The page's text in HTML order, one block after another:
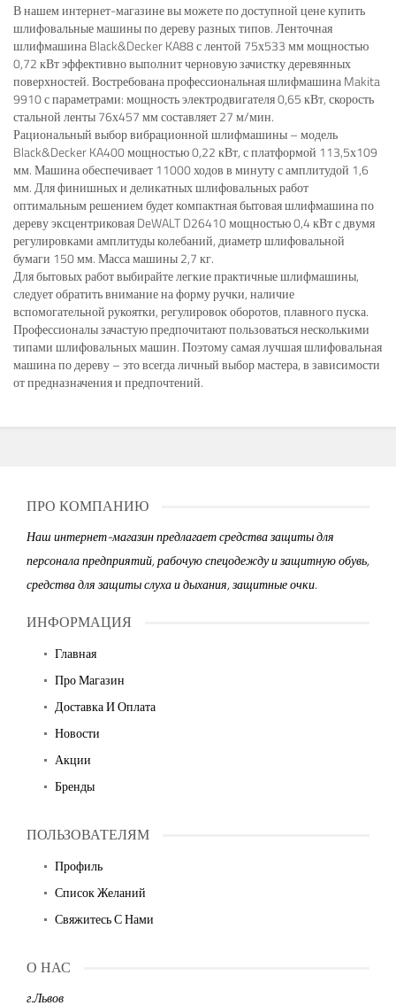
В нашем интернет-магазине вы можете по доступной цене купить
шлифовальные машины по дереву разных типов. Ленточная
шлифмашина Black&Decker KA88 с лентой 75х533 мм мощностью
0,72 кВт эффективно выполнит черновую зачистку деревянных
поверхностей. Востребована профессиональная шлифмашина Makita
9910 с параметрами: мощность электродвигателя 0,65 кВт, скорость
стальной ленты 76х457 мм составляет 27 м/мин.
Рациональный выбор вибрационной шлифмашины – модель
Black&Decker KA400 мощностью 0,22 кВт, с платформой 113,5х109
мм. Машина обеспечивает 11000 ходов в минуту с амплитудой 1,6
мм. Для финишных и деликатных шлифовальных работ
оптимальным решением будет компактная бытовая шлифмашина по
дереву эксцентриковая DeWALT D26410 мощностью 0,4 кВт с двумя
регулировками амплитуды колебаний, диаметр шлифовальной
бумаги 150 мм. Масса машины 2,7 кг.
Для бытовых работ выбирайте легкие практичные шлифмашины,
следует обратить внимание на форму ручки, наличие
вспомогательной рукоятки, регулировок оборотов, плавного пуска.
Профессионалы зачастую предпочитают пользоваться несколькими
типами шлифовальных машин. Поэтому самая лучшая шлифовальная
машина по дереву – это всегда личный выбор мастера, в зависимости
от предназначения и предпочтений.
ПРО КОМПАНИЮ
Наш интернет-магазин предлагает средства защиты для
персонала предприятий, рабочую спецодежду и защитную обувь,
средства для защиты слуха и дыхания, защитные очки.
ИНФОРМАЦИЯ
Главная
Про Магазин
Доставка И Оплата
Новости
Акции
Бренды
ПОЛЬЗОВАТЕЛЯМ
Профиль
Список Желаний
Свяжитесь С Нами
О НАС
г.Львов